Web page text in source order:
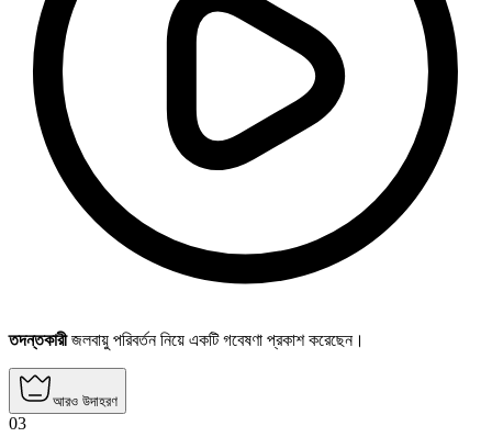
তদন্তকারীজলবায়ু পরিবর্তন নিয়ে একটি গবেষণা প্রকাশ করেছেন।
আরও উদাহরণ
03